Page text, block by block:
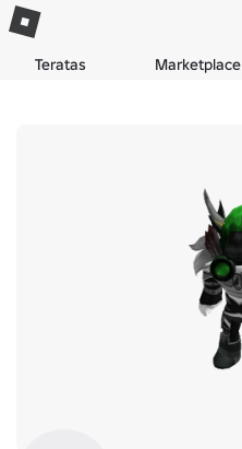
Teratas Marketplace